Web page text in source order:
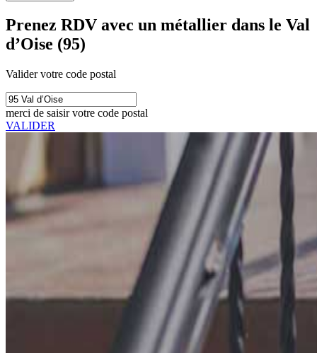
Prenez RDV avec un métallier dans le Val
d’Oise (95)
Valider votre code postal
merci de saisir votre code postal
VALIDER